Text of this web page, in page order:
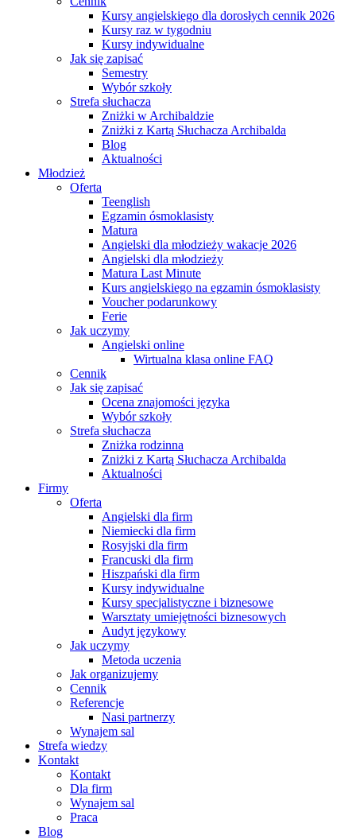
Kursy angielskiego dla dorosłych cennik 2026
Kursy raz w tygodniu
Kursy indywidualne
Jak się zapisać
Semestry
Wybór szkoły
Strefa słuchacza
Zniżki w Archibaldzie
Zniżki z Kartą Słuchacza Archibalda
Blog
Aktualności
Młodzież
Oferta
Teenglish
Egzamin ósmoklasisty
Matura
Angielski dla młodzieży wakacje 2026
Angielski dla młodzieży
Matura Last Minute
Kurs angielskiego na egzamin ósmoklasisty
Voucher podarunkowy
Ferie
Jak uczymy
Angielski online
Wirtualna klasa online FAQ
Cennik
Jak się zapisać
Ocena znajomości języka
Wybór szkoły
Strefa słuchacza
Zniżka rodzinna
Zniżki z Kartą Słuchacza Archibalda
Aktualności
Firmy
Oferta
Angielski dla firm
Niemiecki dla firm
Rosyjski dla firm
Francuski dla firm
Hiszpański dla firm
Kursy indywidualne
Kursy specjalistyczne i biznesowe
Warsztaty umiejętności biznesowych
Audyt językowy
Jak uczymy
Metoda uczenia
Jak organizujemy
Cennik
Referencje
Nasi partnerzy
Wynajem sal
Strefa wiedzy
Kontakt
Kontakt
Dla firm
Wynajem sal
Praca
Blog